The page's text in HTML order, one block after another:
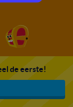
de eerste!